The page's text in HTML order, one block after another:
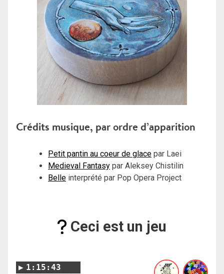
Crédits musique, par ordre d’apparition
Petit pantin au coeur de glace par Laei
Medieval Fantasy par Aleksey Chistilin
Belle interprété par Pop Opera Project
Ceci est un jeu
1:15:43